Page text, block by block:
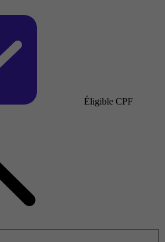
Éligible CPF